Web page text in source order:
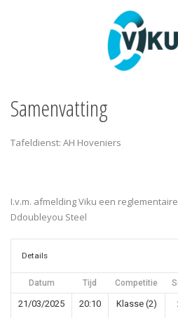
Samenvatting
Tafeldienst: AH Hoveniers
I.v.m. afmelding Viku een
Ddoubleyou Steel
Details
Datum Tijd Competitie
21/03/2025 20:10 Klasse (2)